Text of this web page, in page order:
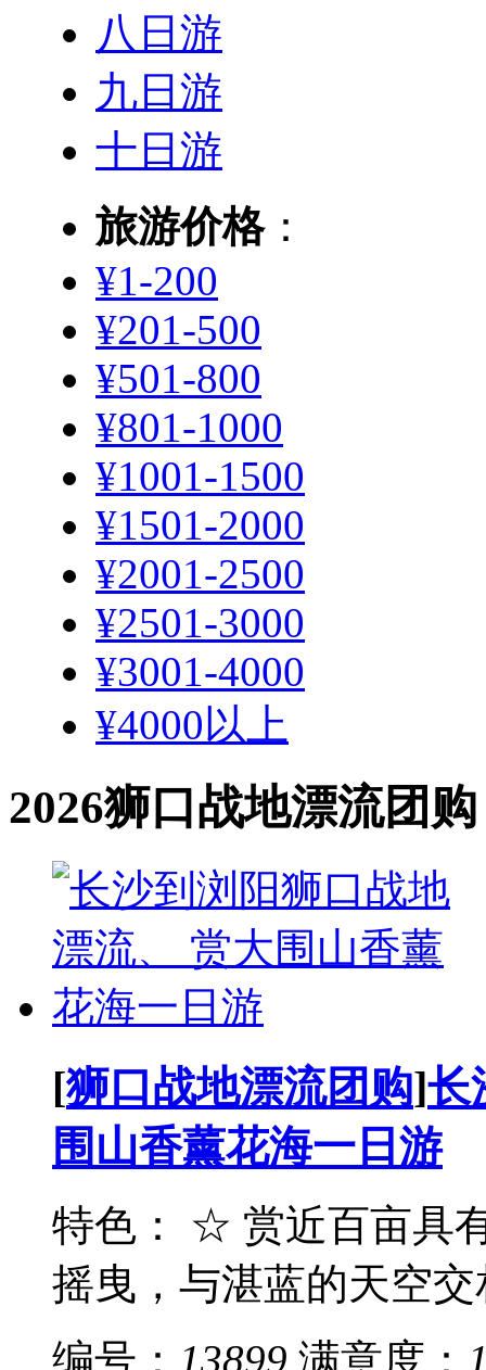
八日游
九日游
十日游
旅游价格：
¥1-200
¥201-500
¥501-800
¥801-1000
¥1001-1500
¥1501-2000
¥2001-2500
¥2501-3000
¥3001-4000
¥4000以上
2026狮口战地漂流团购
[狮口战地漂流团购]长
围山香薰花海一日游
特色： ☆ 赏近百亩具
摇曳，与湛蓝的天空
编号： 13899 满意度：